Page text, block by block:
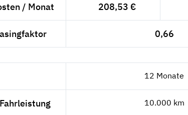
/ Monat 208,53 €
0,66
12 Monate
10.000 km